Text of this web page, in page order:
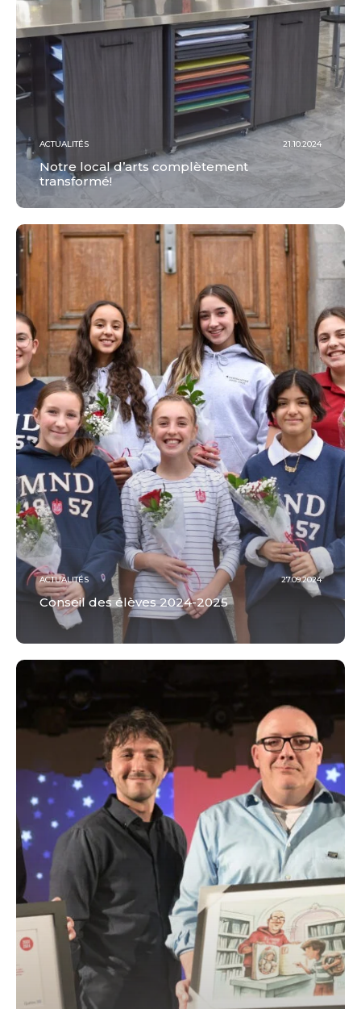
ACTUALITÉS 21.10.2024
Notre local d’arts complètement
transformé!
ACTUALITÉS 27.09.2024
Conseil des élèves 2024-2025